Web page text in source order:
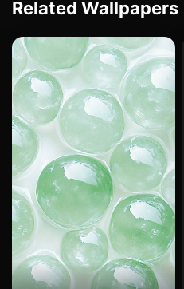
Related Wallpapers